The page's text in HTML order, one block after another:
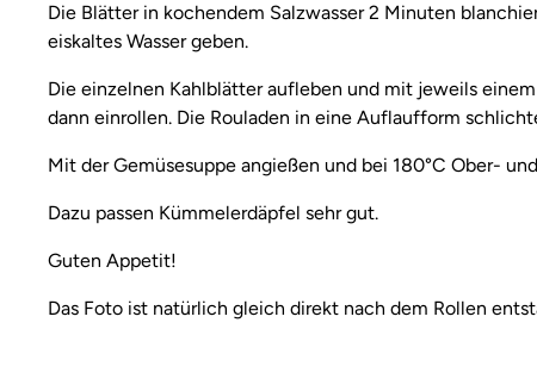
Die Blätter in kochendem Salzwasser 2 Minuten
eiskaltes Wasser geben.
Die einzelnen Kahlblätter aufleben und mit jeweils
dann einrollen. Die Rouladen in eine Auflaufform
Mit der Gemüsesuppe angießen und bei 180°C Ober-
Dazu passen Kümmelerdäpfel sehr gut.
Guten Appetit!
Das Foto ist natürlich gleich direkt nach dem Rollen